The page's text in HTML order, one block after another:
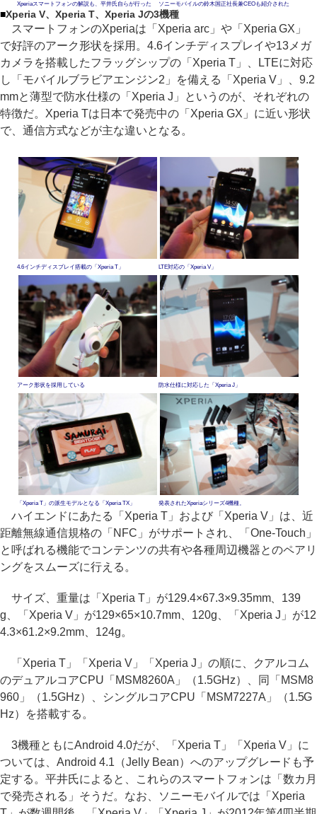
Xperiaスマートフォンの解説も、平井氏自らが行った ソニーモバイルの鈴木国正社長兼CEOも紹介された
■Xperia V、Xperia T、Xperia Jの3機種
スマートフォンのXperiaは「Xperia arc」や「Xperia GX」
で好評のアーク形状を採用。4.6インチディスプレイや13メガ
カメラを搭載したフラッグシップの「Xperia T」、LTEに対応
し「モバイルブラビアエンジン2」を備える「Xperia V」、9.2
mmと薄型で防水仕様の「Xperia J」というのが、それぞれの
特徴だ。Xperia Tは日本で発売中の「Xperia GX」に近い形状
で、通信方式などが主な違いとなる。
4.6インチディスプレイ搭載の「Xperia T」 LTE対応の「Xperia V」
アーク形状を採用している 防水仕様に対応した「Xperia J」
「Xperia T」の派生モデルとなる「Xperia TX」 発表されたXperiaシリーズ4機種。
ハイエンドにあたる「Xperia T」および「Xperia V」は、近
距離無線通信規格の「NFC」がサポートされ、「One-Touch」
と呼ばれる機能でコンテンツの共有や各種周辺機器とのペアリ
ングをスムーズに行える。
サイズ、重量は「Xperia T」が129.4×67.3×9.35mm、139
g、「Xperia V」が129×65×10.7mm、120g、「Xperia J」が12
4.3×61.2×9.2mm、124g。
「Xperia T」「Xperia V」「Xperia J」の順に、クアルコム
のデュアルコアCPU「MSM8260A」（1.5GHz）、同「MSM8
960」（1.5GHz）、シングルコアCPU「MSM7227A」（1.5G
Hz）を搭載する。
3機種ともにAndroid 4.0だが、「Xperia T」「Xperia V」に
ついては、Android 4.1（Jelly Bean）へのアップグレードも予
定する。平井氏によると、これらのスマートフォンは「数カ月
で発売される」そうだ。なお、ソニーモバイルでは「Xperia